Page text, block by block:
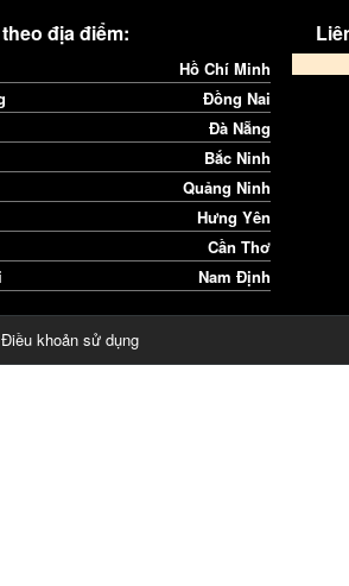
địa điểm:
Hồ Chí Minh
Đồng Nai
Đà Nẵng
Bắc Ninh
Quảng Ninh
Hưng Yên
Cần Thơ
Nam Định
Điều khoản sử dụng